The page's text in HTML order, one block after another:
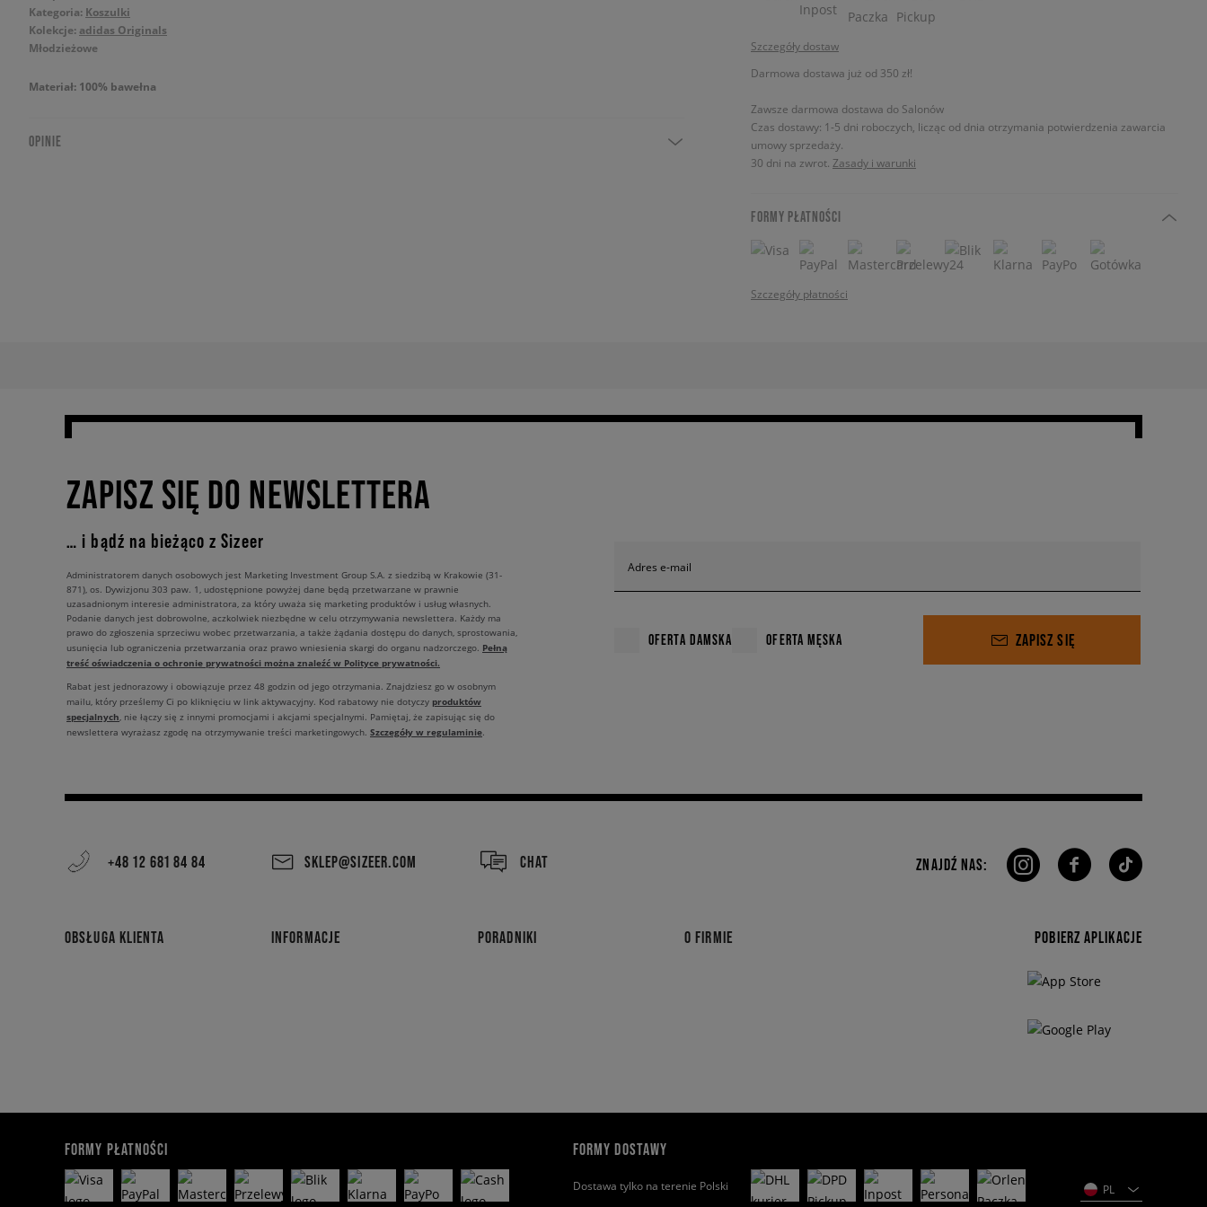
Kategoria: Koszulki
Kolekcje: adidas Originals
Młodzieżowe
Materiał: 100% bawełna
OPINIE
Szczegóły dostaw
Darmowa dostawa już od 350 zł!
Zawsze darmowa dostawa do Salonów
Czas dostawy: 1-5 dni roboczych, licząc od dnia otrzymania potwierdzenia zawarcia
umowy sprzedaży.
30 dni na zwrot. Zasady i warunki
FORMY PŁATNOŚCI
Szczegóły płatności
ZAPISZ SIĘ DO NEWSLETTERA
… i bądź na bieżąco z Sizeer
Adres e-mail
OFERTA DAMSKA OFERTA MĘSKA ZAPISZ SIĘ
Administratorem danych osobowych jest Marketing Investment Group S.A. z siedzibą w Krakowie (31-
871), os. Dywizjonu 303 paw. 1, udostępnione powyżej dane będą przetwarzane w prawnie
uzasadnionym interesie administratora, za który uważa się marketing produktów i usług własnych.
Podanie danych jest dobrowolne, aczkolwiek niezbędne w celu otrzymywania newslettera. Każdy ma
prawo do zgłoszenia sprzeciwu wobec przetwarzania, a także żądania dostępu do danych, sprostowania,
usunięcia lub ograniczenia przetwarzania oraz prawo wniesienia skargi do organu nadzorczego. Pełną
treść oświadczenia o ochronie prywatności można znaleźć w Polityce prywatności.
Rabat jest jednorazowy i obowiązuje przez 48 godzin od jego otrzymania. Znajdziesz go w osobnym
mailu, który prześlemy Ci po kliknięciu w link aktywacyjny. Kod rabatowy nie dotyczy produktów
specjalnych, nie łączy się z innymi promocjami i akcjami specjalnymi. Pamiętaj, że zapisując się do
newslettera wyrażasz zgodę na otrzymywanie treści marketingowych. Szczegóły w regulaminie.
+48 12 681 84 84 SKLEP@SIZEER.COM CHAT
OBSŁUGA KLIENTA INFORMACJE PORADNIKI O FIRMIE
ZNAJDŹ NAS:
POBIERZ APLIKACJE
FORMY PŁATNOŚCI FORMY DOSTAWY
Dostawa tylko na terenie Polski PL